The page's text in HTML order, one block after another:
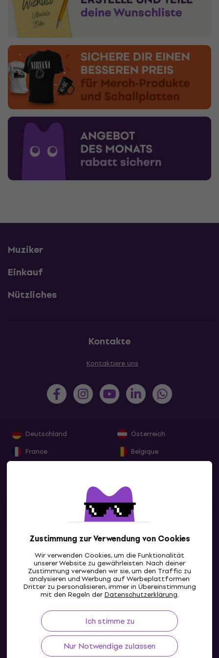
Zustimmung zur Verwendung von Cookies
Wir verwenden Cookies, um die Funktionalität
unserer Website zu gewährleisten. Nach deiner
Zustimmung verwenden wir sie, um den Traffic zu
analysieren und Werbung auf Werbeplattformen
Dritter zu personalisieren, immer in Übereinstimmung
mit den Regeln derDatenschutzerklärung.
Ich stimme zu
Nur Notwendige zulassen
Muziker
Einkauf
Nützliches
Kontakte
Kontaktiere uns
Deutschland
Österreich
France
Belgique
Portugal
Great Britain
Slovensko
Česká republika
Magyarország
Polska
România
Hrvatska
България
Slovenija
Ελλάδα
Sverige
Danmark
Suomi
Eesti
AT